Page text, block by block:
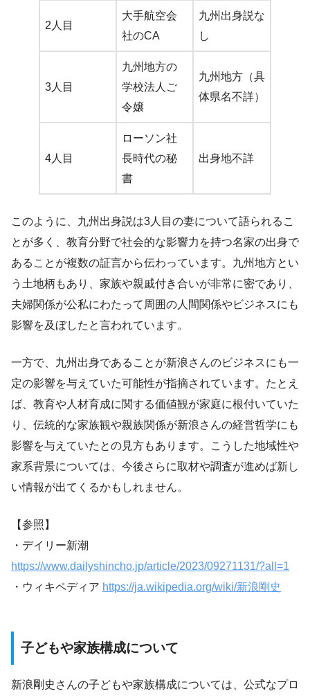
2人目
大手航空会
社のCA
九州出身説な
し
3人目
九州地方の
学校法人ご
令嬢
九州地方（具
体県名不詳）
4人目
ローソン社
長時代の秘
書
出身地不詳
このように、九州出身説は3人目の妻について語られるこ
とが多く、教育分野で社会的な影響力を持つ名家の出身で
あることが複数の証言から伝わっています。九州地方とい
う土地柄もあり、家族や親戚付き合いが非常に密であり、
夫婦関係が公私にわたって周囲の人間関係やビジネスにも
影響を及ぼしたと言われています。
一方で、九州出身であることが新浪さんのビジネスにも一
定の影響を与えていた可能性が指摘されています。たとえ
ば、教育や人材育成に関する価値観が家庭に根付いていた
り、伝統的な家族観や親族関係が新浪さんの経営哲学にも
影響を与えていたとの見方もあります。こうした地域性や
家系背景については、今後さらに取材や調査が進めば新し
い情報が出てくるかもしれません。
【参照】
・デイリー新潮
https://www.dailyshincho.jp/article/2023/09271131/?all=1
・ウィキペディア https://ja.wikipedia.org/wiki/新浪剛史
子どもや家族構成について
新浪剛史さんの子どもや家族構成については、公式なプロ